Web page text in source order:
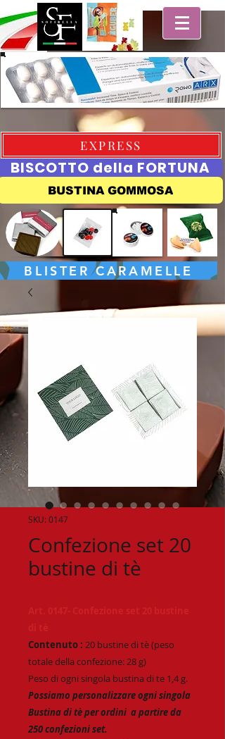
EXPRESS
BISCOTTO della FORTUNA
BUSTINA GOMMOSA
BLISTER CARAMELLE
SKU: 0147
Confezione set 20
bustine di tè
Contenuto : 20 bustine di tè (peso
totale della confezione: 28 g)
Peso di ogni singola bustina di te 1,4 g.
Possiamo personalizzare ogni singola
Bustina di tè per ordini a partire da
250 confezioni set.